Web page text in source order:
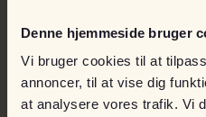
Denne hjemmeside bruger
Vi bruger cookies til at
annoncer, til at vise dig
at analysere vores trafik. Vi